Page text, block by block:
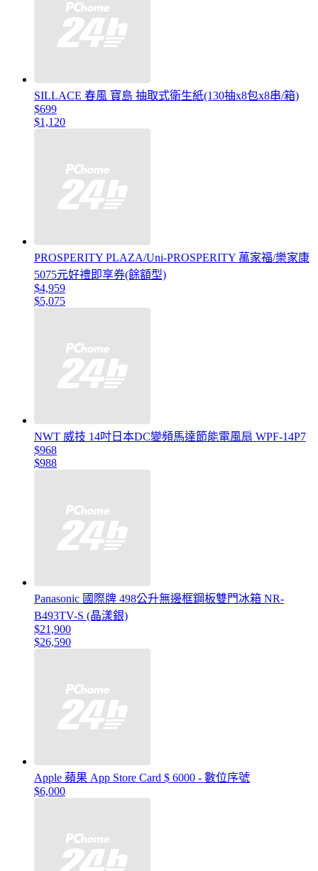
SILLACE 春風 寶島 抽取式衛生紙(130抽x8包x8串/箱)
$699
$1,120
PROSPERITY PLAZA/Uni-PROSPERITY 萬家福/樂家康
5075元好禮即享券(餘額型)
$4,959
$5,075
NWT 威技 14吋日本DC變頻馬達節能電風扇 WPF-14P7
$968
$988
Panasonic 國際牌 498公升無邊框鋼板雙門冰箱 NR-
B493TV-S (晶漾銀)
$21,900
$26,590
Apple 蘋果 App Store Card $ 6000 - 數位序號
$6,000